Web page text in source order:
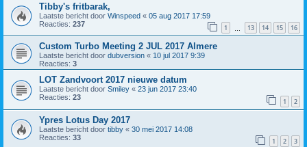
Tibby's fritbarak,
Laatste bericht door Winspeed « 05 aug 2017 17:59
Reacties: 237 1 13 14 15 16
Custom Turbo Meeting 2 JUL 2017 Almere
Laatste bericht door dubversion « 10 jul 2017 9:39
Reacties: 3
LOT Zandvoort 2017 nieuwe datum
Laatste bericht door Smiley « 23 jun 2017 23:40
Reacties: 23 1 2
Ypres Lotus Day 2017
Laatste bericht door tibby « 30 mei 2017 14:08
Reacties: 33 1 2 3